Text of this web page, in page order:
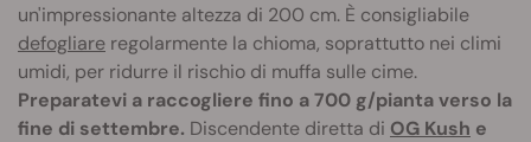
un'impressionante altezza di 200 cm. È consigliabile
defogliare regolarmente la chioma, soprattutto nei climi
umidi, per ridurre il rischio di muffa sulle cime.
Preparatevi a raccogliere fino a 700 g/pianta verso la
fine di settembre. Discendente diretta di OG Kush e